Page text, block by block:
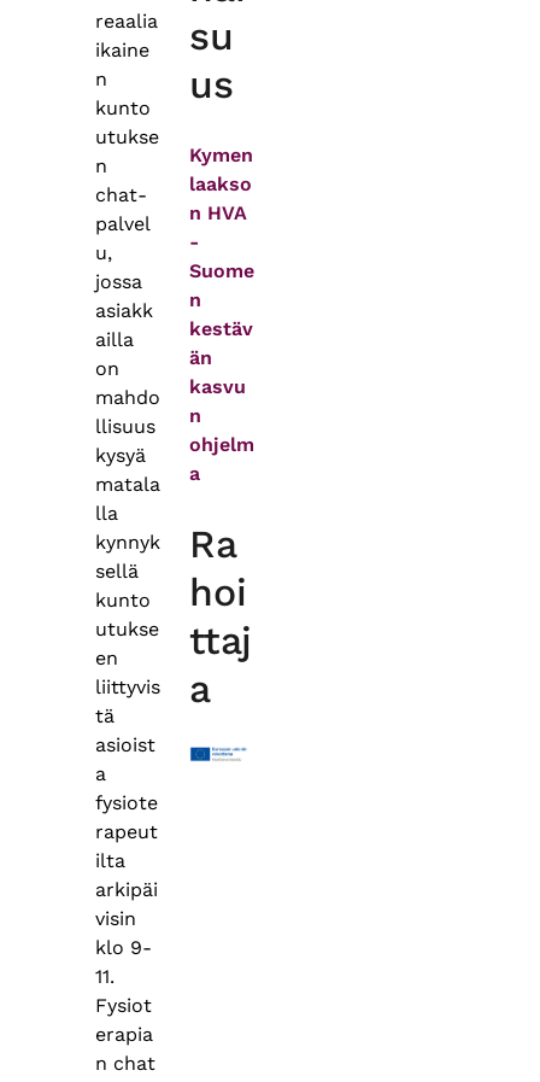
reaalia
ikaine
n
kunto
utukse
n
chat-
palvel
u,
jossa
asiakk
ailla
on
mahdo
llisuus
kysyä
matala
lla
kynnyk
sellä
kunto
utukse
en
liittyvis
tä
asioist
a
fysiote
rapeut
ilta
arkipäi
visin
klo 9-
11.
Fysiot
erapia
n chat
su
us
Kymen
laakso
n HVA
-
Suome
n
kestäv
än
kasvu
n
ohjelm
a
Ra
hoi
ttaj
a